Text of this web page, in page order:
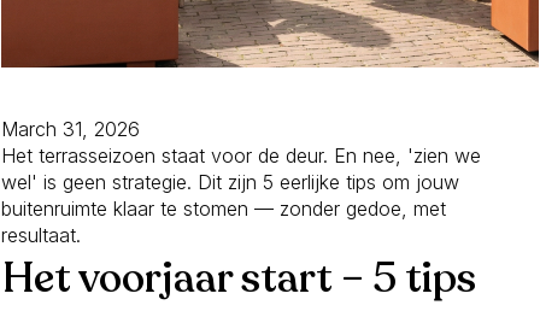
March 31, 2026
Het terrasseizoen staat voor de deur. En nee, 'zien we
wel' is geen strategie. Dit zijn 5 eerlijke tips om jouw
buitenruimte klaar te stomen — zonder gedoe, met
resultaat.
Het voorjaar start – 5 tips